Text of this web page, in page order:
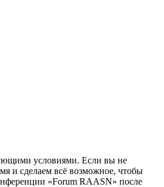
условиями. Если вы не
и сделаем всё возможное, чтобы
«Forum RAASN» после